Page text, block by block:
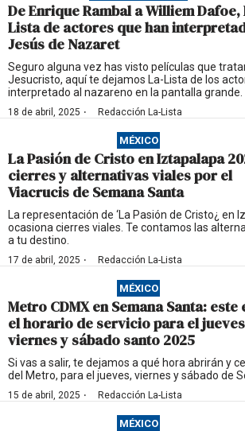
De Enrique Rambal a Williem Dafoe,
Lista de actores que han
Jesús de Nazaret
Seguro alguna vez has visto películas que
Jesucristo, aquí te dejamos La-Lista de los
interpretado al nazareno en la pantalla grande.
18 de abril, 2025 · Redacción La-Lista
MÉXICO
La Pasión de Cristo en Iztapalapa
cierres y alternativas viales por el
Viacrucis de Semana Santa
La representación de ‘La Pasión de Cristo¿ en
ocasiona cierres viales. Te contamos las
a tu destino.
17 de abril, 2025 · Redacción La-Lista
MÉXICO
Metro CDMX en Semana Santa: este
el horario de servicio para el
viernes y sábado santo 2025
Si vas a salir, te dejamos a qué hora abrirán y
del Metro, para el jueves, viernes y sábado de
15 de abril, 2025 · Redacción La-Lista
MÉXICO